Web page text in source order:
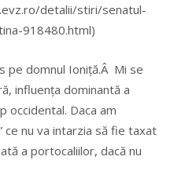
detalii/stiri/senatul-
918480.html)
pe domnul Ioniță.Â Mi se
influența dominantă a
occidental. Daca am
ce nu va intarzia să fie taxat
a portocaliilor, dacă nu